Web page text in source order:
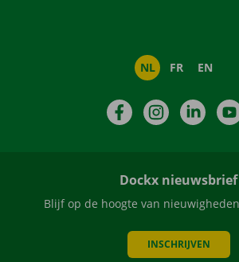
NL FR EN
FacebookInstagram
Dockx nieuwsbrief
Blijf op de hoogte van
INSCHRIJVEN